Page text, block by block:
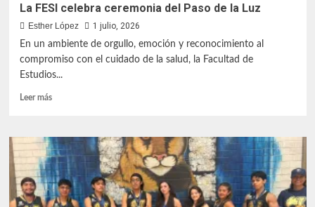
La FESI celebra ceremonia del Paso de la Luz
Esther López
1 julio, 2026
En un ambiente de orgullo, emoción y reconocimiento al
compromiso con el cuidado de la salud, la Facultad de
Estudios...
Leer másLeer
La
FESI
celebra
ceremonia
del
Paso